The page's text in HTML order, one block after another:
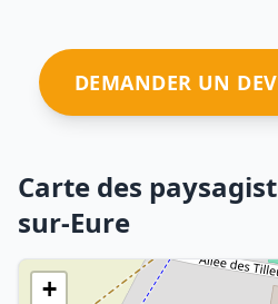
DEMANDER UN
Carte des
sur-Eure
+